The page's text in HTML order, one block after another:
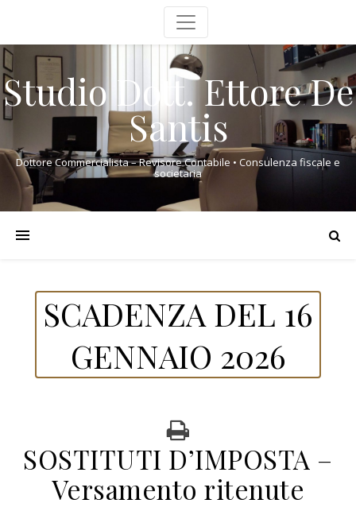
Studio Dott. Ettore De
Santis
Dottore Commercialista – Revisore Contabile • Consulenza fiscale e
societaria
SCADENZA DEL 16
GENNAIO 2026
SOSTITUTI D’IMPOSTA –
Versamento ritenute